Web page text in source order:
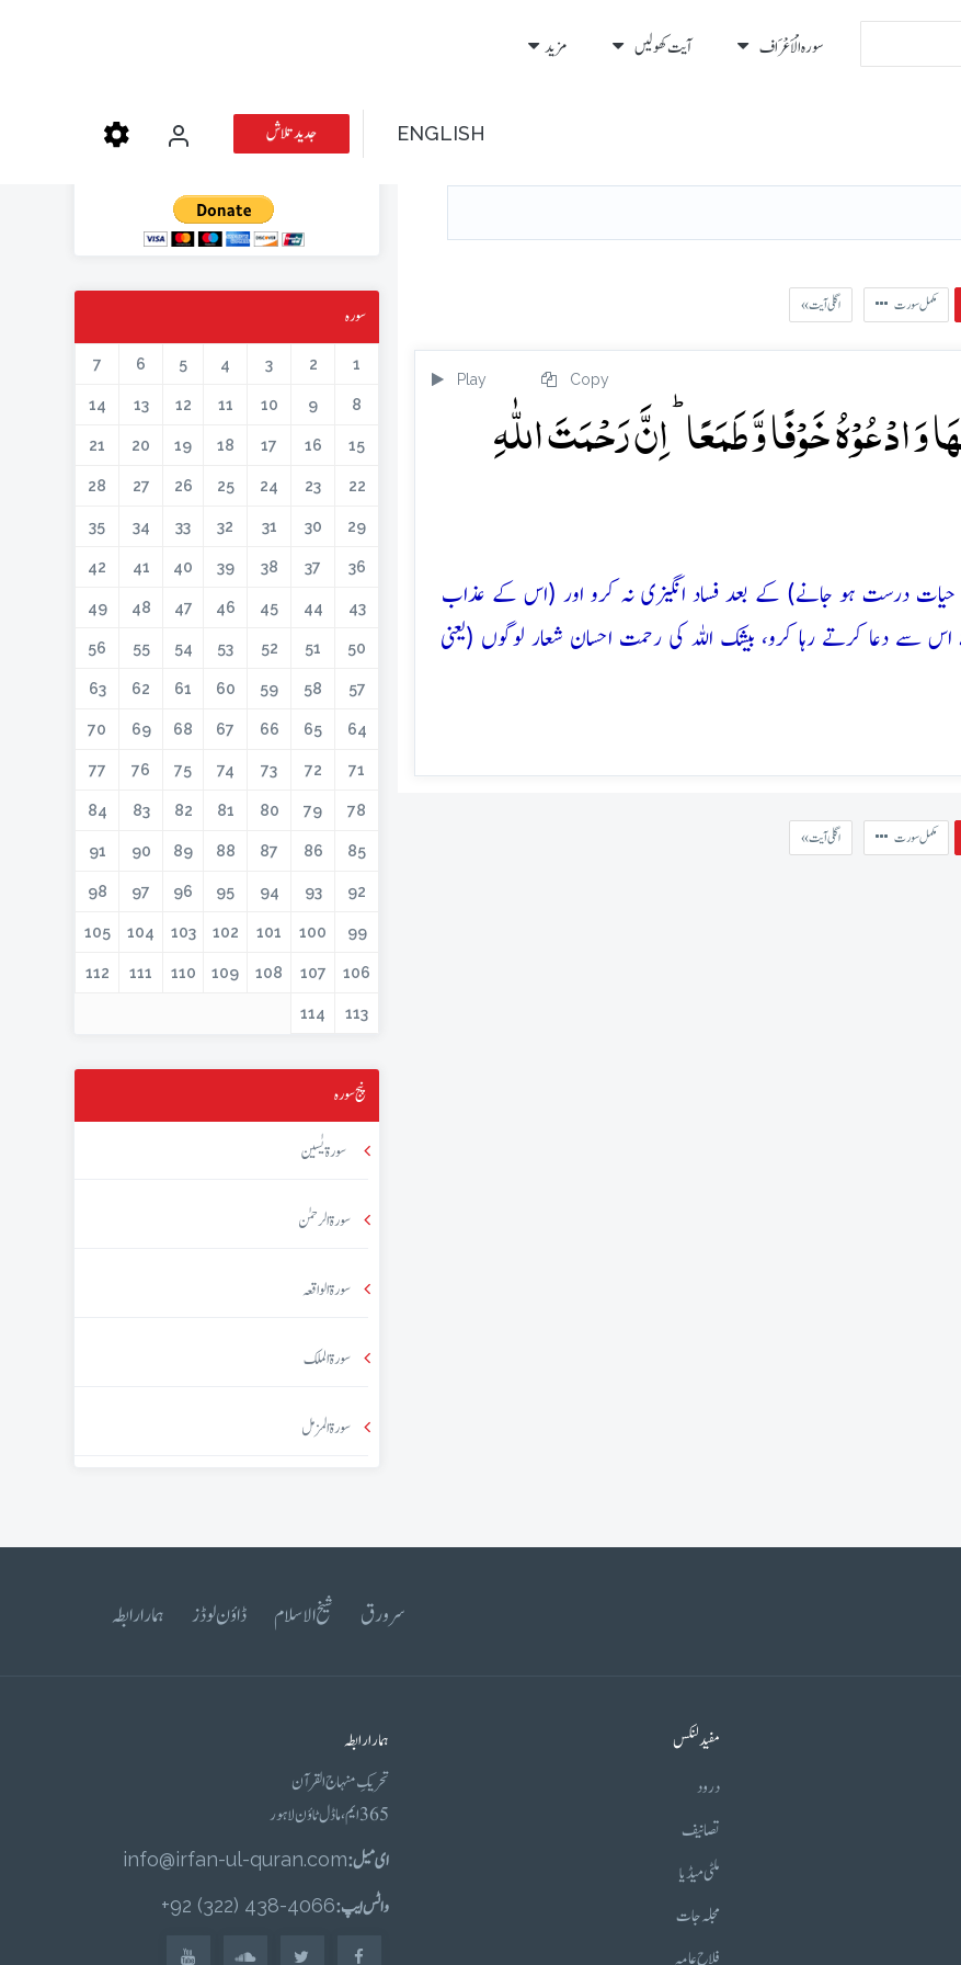
سورہ الْأَعْرَاف آیت کھولیں مزید
ENGLISH جدید تلاش
مکمل سورت « اگلی آیت
Play Copy
ادۡعُوۡہُ خَوۡفًا وَّ طَمَعًا ؕ اِنَّ رَحۡمَتَ اللّٰہِ
حیات درست ہو جانے) کے بعد فساد انگیزی نہ کرو اور (اس کے عذاب
دعا کرتے رہا کرو، بیشک اللہ کی رحمت احسان شعار لوگوں (یعنی
مکمل سورت « اگلی آیت
عطیہ دیجئے
کتابیں، میگزین، خطابات اور دیگر اسلامک لٹریچر آن لائن کرنے کیلئے اس کار
سورہ
1
2
3
4
5
6
7
8
9
10
11
12
13
14
15
16
17
18
19
20
21
22
23
24
25
26
27
28
29
30
31
32
33
34
35
36
37
38
39
40
41
42
43
44
45
46
47
48
49
50
51
52
53
54
55
56
57
58
59
60
61
62
63
64
65
66
67
68
69
70
71
72
73
74
75
76
77
78
79
80
81
82
83
84
85
86
87
88
89
90
91
92
93
94
95
96
97
98
99
100
101
102
103
104
105
106
107
108
109
110
111
112
113
114
پنج سورہ
سورۃ یٰسین
سورۃ الرحمٰن
سورۃ الواقعہ
سورۃ الملک
سورۃ المزمل
سرورق شیخ الاسلام ڈاؤن لوڈز ہمارا رابطہ
مفید لنکس
درود
تصانیف
ملٹی میڈیا
مجلہ جات
فلاح عامہ
ہمارا رابطہ
تحریکِ منہاج القرآن
365 ایم، ماڈل ٹاؤن لاہور
ای میل :info@irfan-ul-quran.com
واٹس ایپ :4066-438 (322) 92+